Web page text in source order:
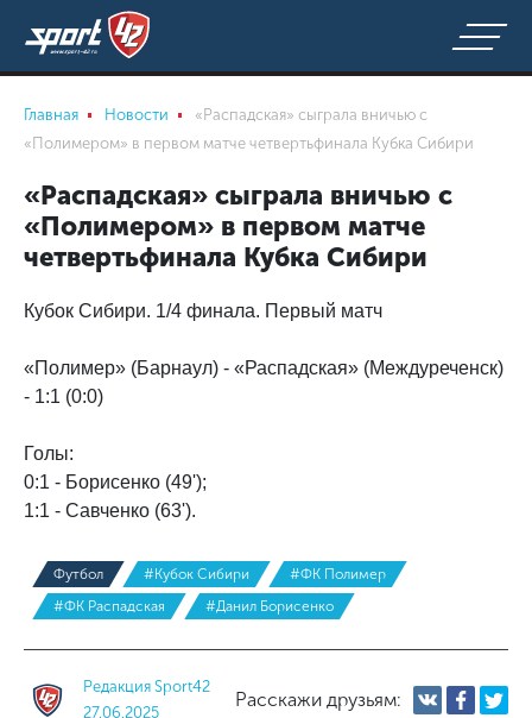
Главная Новости
«Распадская» сыграла вничью с
«Полимером» в первом матче четвертьфинала Кубка Сибири
«Распадская» сыграла вничью с
«Полимером» в первом матче
четвертьфинала Кубка Сибири
Кубок Сибири. 1/4 финала. Первый матч
«Полимер» (Барнаул) - «Распадская» (Междуреченск)
- 1:1 (0:0)
Голы:
0:1 - Борисенко (49');
1:1 - Савченко (63').
Футбол #Кубок Сибири
#ФК Полимер
#ФК Распадская
#Данил Борисенко
Редакция Sport42
27.06.2025
Расскажи друзьям: